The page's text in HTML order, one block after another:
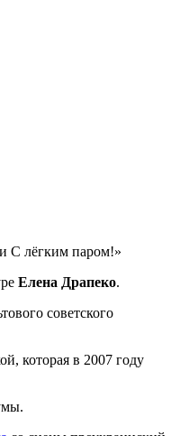
С лёгким паром!»
Елена Драпеко.
советского
которая в 2007 году